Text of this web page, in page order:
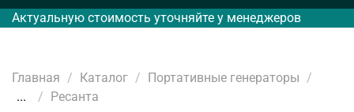
Актуальную стоимость уточняйте у менеджеров
Главная Каталог
Портативные генераторы
...
Ресанта